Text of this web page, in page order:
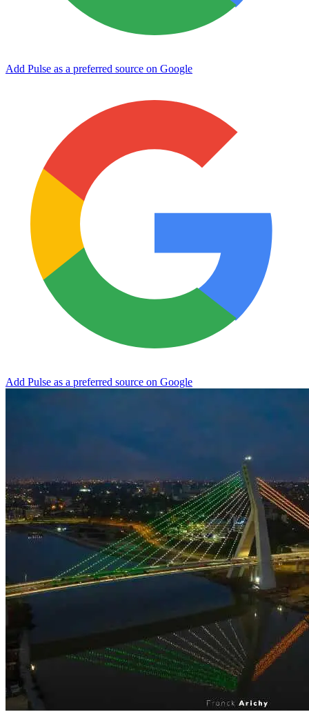
Add Pulse as a preferred source on Google
Add Pulse as a preferred source on Google